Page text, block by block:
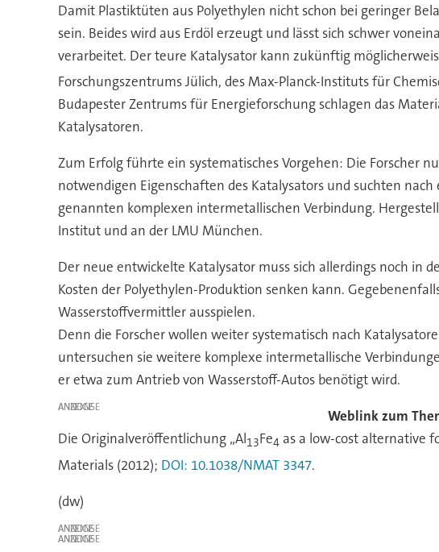
Damit Plastiktüten aus Polyethylen nicht schon bei geringer
sein. Beides wird aus Erdöl erzeugt und lässt sich schwer
verarbeitet. Der teure Katalysator kann zukünftig
Forschungszentrums Jülich, des Max-Planck-Instituts für
Budapester Zentrums für Energieforschung schlagen das
Katalysatoren.
Zum Erfolg führte ein systematisches Vorgehen: Die Forscher
notwendigen Eigenschaften des Katalysators und suchten
genannten komplexen intermetallischen Verbindung.
Institut und an der LMU München.
Der neue entwickelte Katalysator muss sich allerdings noch in
Kosten der Polyethylen-Produktion senken kann.
Wasserstoffvermittler ausspielen.
Denn die Forscher wollen weiter systematisch nach
untersuchen sie weitere komplexe intermetallische
er etwa zum Antrieb von Wasserstoff-Autos benötigt wird.
ANZEIGE
Weblink zum
Die Originalveröffentlichung „Al13Fe4 as a low-cost alternative
Materials (2012); DOI: 10.1038/NMAT 3347.
(dw)
ANZEIGE
ANZEIGE